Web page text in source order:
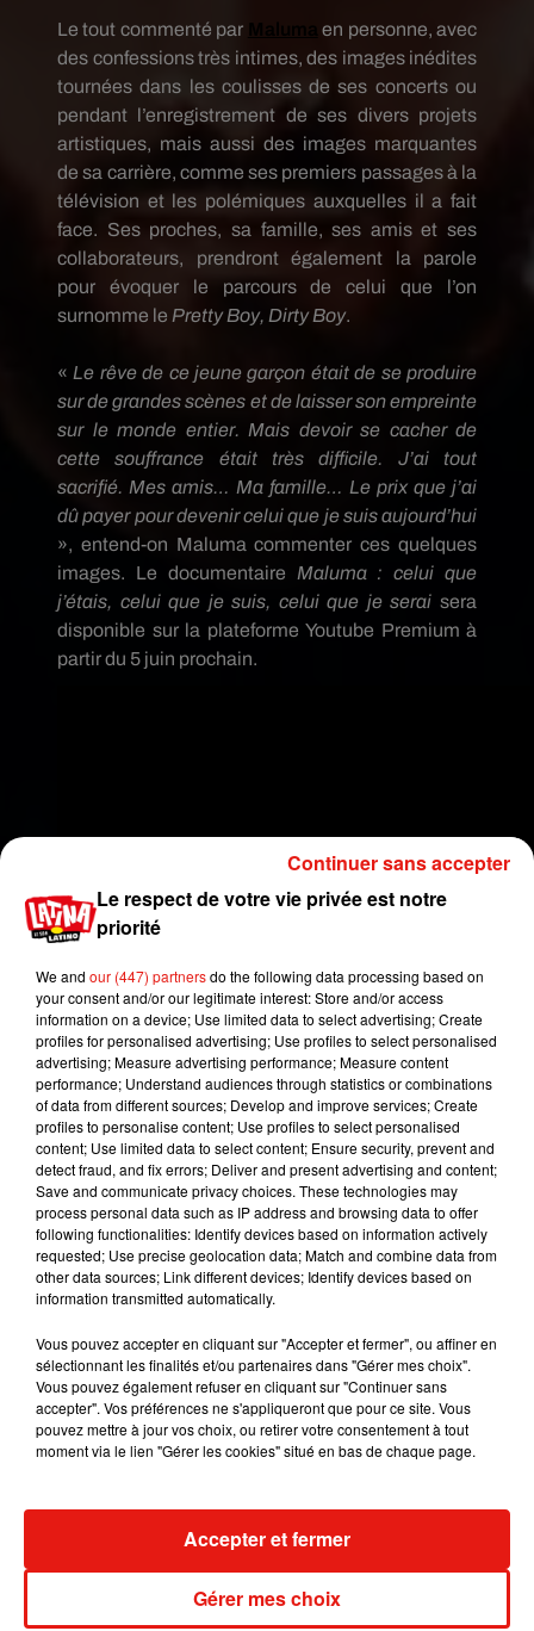
Le tout commenté par Maluma
en personne, avec
des confessions très intimes, des images inédites
tournées dans les coulisses de ses concerts ou
pendant l’enregistrement de ses divers projets
artistiques, mais aussi des images marquantes
de sa carrière, comme ses premiers passages à la
télévision et les polémiques auxquelles il a fait
face. Ses proches, sa famille, ses amis et ses
collaborateurs, prendront également la parole
pour évoquer le parcours de celui que l’on
surnomme le PrettyBoy, DirtyBoy.
« Le rêve de ce jeune garçon était de se produire
sur de grandes scènes et de laisser son empreinte
sur le monde entier. Mais devoir se cacher de
cette souffrance était très difficile. J’ai tout
sacrifié. Mes amis… Ma famille… Le prix que j’ai
dû payer pour devenir celui que je suis aujourd’hui
», entend-on Maluma commenter ces quelques
images.
Le documentaire Maluma :celui que
j’étais, celui que je suis, celui que je serai sera
disponible sur la plateforme Youtube Premium à
partir du 5 juin prochain.
À
peine quelques jours avant, le 17 mai
2019,
Maluma aura sorti son nouvel album intitulé
11:11et sur lequel figure le titreHP, son dernier
single, mais aussi un duo avec
Madonna
Soltera
Une nouvelle collaboration
avec la Reine de la pop qui succède au
tube Medellín dévoilé le 17 avril dernier, mais
B*tch
aussi sur le projet Madame X de Madonna.
Le respect de votre vie privée est notre
priorité
We and our (447) partnersdo the following data processing based on
your consent and/or our legitimate interest: Store and/or access
information on a device; Use limited data to select advertising; Create
profiles for personalised advertising; Use profiles to select personalised
advertising; Measure advertising performance; Measure content
performance; Understand audiences through statistics or combinations
of data from different sources; Develop and improve services; Create
profiles to personalise content; Use profiles to select personalised
content; Use limited data to select content; Ensure security, prevent and
detect fraud, and fix errors; Deliver and present advertising and content;
Save and communicate privacy choices. These technologies may
process personal data such as IP address and browsing data to offer
following functionalities: Identify devices based on information actively
requested; Use precise geolocation data; Match and combine data from
other data sources; Link different devices; Identify devices based on
information transmitted automatically.
Vous pouvez accepter en cliquant sur "Accepter et fermer", ou affiner en
sélectionnant les finalités et/ou partenaires dans "Gérer mes choix".
Vous pouvez également refuser en cliquant sur "Continuer sans
accepter". Vos préférences ne s'appliqueront que pour ce site. Vous
pouvez mettre à jour vos choix, ou retirer votre consentement à tout
moment via le lien "Gérer les cookies" situé en bas de chaque page.
Gérer mes choix
Accepter et fermer
Continuer sans accepter